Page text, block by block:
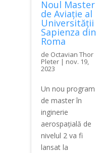
Noul Master
de Aviație al
Universității
Sapienza din
Roma
de Octavian Thor
Pleter| nov. 19,
2023
Un nou program
de master în
inginerie
aerospațială de
nivelul 2 va fi
lansat la